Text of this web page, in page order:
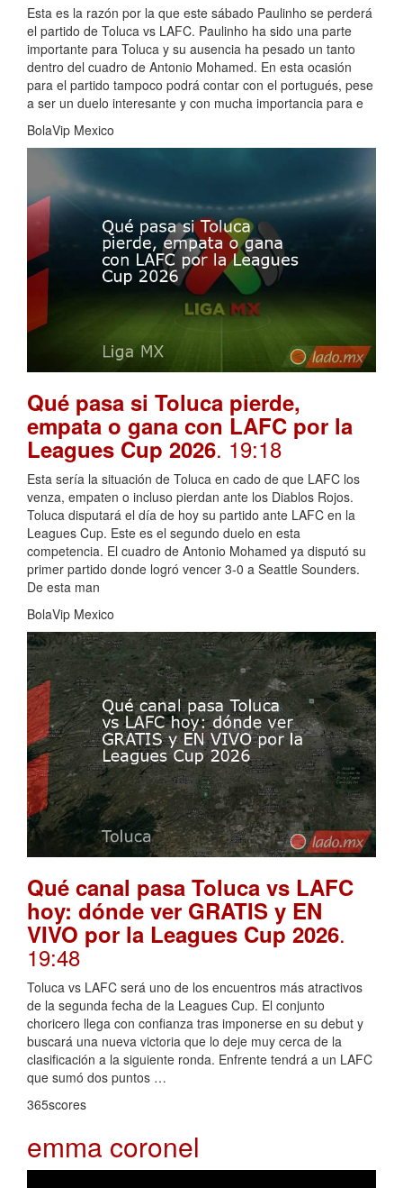
Esta es la razón por la que este sábado Paulinho se perderá
el partido de Toluca vs LAFC. Paulinho ha sido una parte
importante para Toluca y su ausencia ha pesado un tanto
dentro del cuadro de Antonio Mohamed. En esta ocasión
para el partido tampoco podrá contar con el portugués, pese
a ser un duelo interesante y con mucha importancia para e
BolaVip Mexico
Qué pasa si Toluca pierde,
empata o gana con LAFC por la
Leagues Cup 2026. 19:18
Esta sería la situación de Toluca en cado de que LAFC los
venza, empaten o incluso pierdan ante los Diablos Rojos.
Toluca disputará el día de hoy su partido ante LAFC en la
Leagues Cup. Este es el segundo duelo en esta
competencia. El cuadro de Antonio Mohamed ya disputó su
primer partido donde logró vencer 3-0 a Seattle Sounders.
De esta man
BolaVip Mexico
Qué canal pasa Toluca vs LAFC
hoy: dónde ver GRATIS y EN
VIVO por la Leagues Cup 2026.
19:48
Toluca vs LAFC será uno de los encuentros más atractivos
de la segunda fecha de la Leagues Cup. El conjunto
choricero llega con confianza tras imponerse en su debut y
buscará una nueva victoria que lo deje muy cerca de la
clasificación a la siguiente ronda. Enfrente tendrá a un LAFC
que sumó dos puntos …
365scores
emma coronel